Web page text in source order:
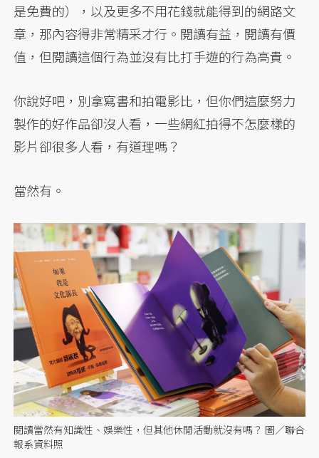
是免費的），以及更多不用花錢就能得到的網路文
章，那內容得非常精采才行。閱讀有益，閱讀有價
值，但閱讀這個行為並沒有比打手遊的行為高貴。
你說好吧，別拿寫書和拍電影比，但你們這麼努力
製作的好作品卻沒人看，一些網紅拍得不怎麼樣的
影片卻很多人看，有道理嗎？
當然有。
閱讀當然有知識性、娛樂性，但其他休閒活動就沒有嗎？ 圖／聯合
報系資料照